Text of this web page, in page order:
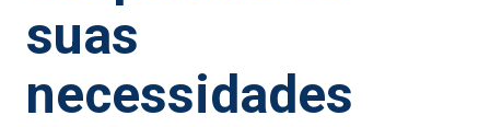
suas
necessidades